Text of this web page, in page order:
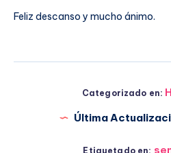
Feliz descanso y mucho ánimo.
Categorizado en:
Última
Etiquetado en: